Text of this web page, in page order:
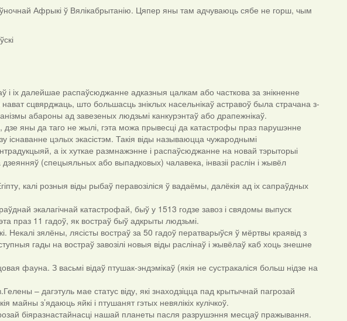
Афрыкі ў Вялікабрытанію. Цяпер яны там адчуваюць сябе не горш, чым
іх далейшае распаўсюджанне адказныя цалкам або часткова за знікненне
сцвярджаць, што большасць зніклых насельнікаў астравоў была страчана з-
абароны ад завезеных людзьмі канкурэнтаў або драпежнікаў.
дзе яны да таго не жылі, гэта можа прывесці да катастрофы праз парушэнне
існаванне цэлых экасістэм. Такія віды называюцца чужароднымі
а іх хуткае размнажэнне і распаўсюджанне на новай тэрыторыі
(спецыяльных або выпадковых) чалавека, інвазіі раслін і жывёл
калі розныя віды рыбаў перавозіліся ў вадаёмы, далёкія ад іх сапраўдных
экалагічнай катастрофай, быў у 1513 годзе завоз і свядомы выпуск
праз 11 гадоў, як востраў быў адкрыты людзьмі.
Некалі зялёны, лясісты востраў за 50 гадоў ператварыўся ў мёртвы краявід з
гады на востраў завозілі новыя віды раслінаў і жывёлаў каб хоць знешне
фауна. З васьмі відаў птушак-эндэмікаў (якія не сустракаліся больш нідзе на
– дагэтуль мае статус віду, які знаходзіцца пад крытычнай пагрозай
майны з’ядаюць яйкі і птушанят гэтых невялікіх кулічкоў.
біяразнастайнасці нашай планеты пасля разрушэння месцаў пражывання.